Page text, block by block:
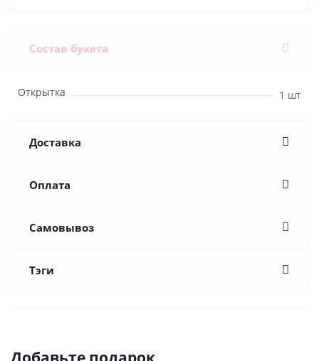
Состав букета
Открытка 1 шт
Доставка
Оплата
Самовывоз
Тэги